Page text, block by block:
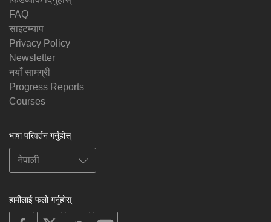
FAQ
साइटम्याप
Privacy Policy
Newsletter
नयाँ सामग्री
Progress Reports
Courses
भाषा परिवर्तन गर्नुहोस्
हामीलाई फलो गर्नुहोस्
on